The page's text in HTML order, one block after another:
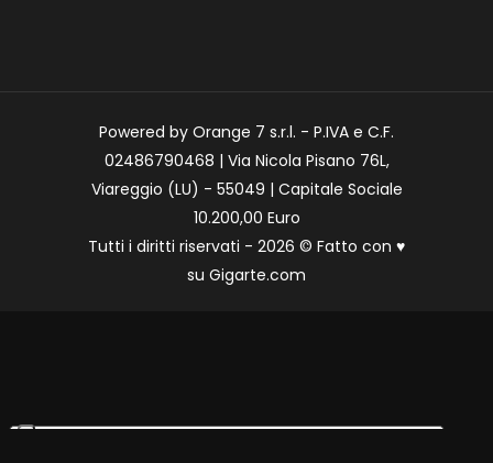
Powered by Orange 7 s.r.l. - P.IVA e C.F.
02486790468 | Via Nicola Pisano 76L,
Viareggio (LU) - 55049 | Capitale Sociale
10.200,00 Euro
Tutti i diritti riservati - 2026 © Fatto con ♥
su Gigarte.com